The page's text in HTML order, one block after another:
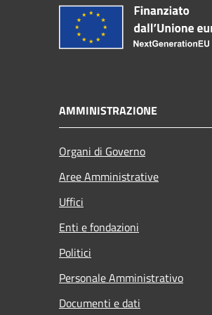
AMMINISTRAZIONE
Organi di Governo
Aree Amministrative
Uffici
Enti e fondazioni
Politici
Personale Amministrativo
Documenti e dati